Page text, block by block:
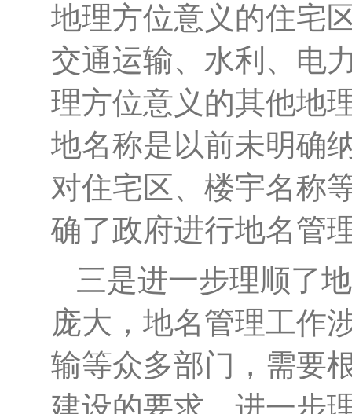
地理方位意义的住宅
交通运输、水利、电
理方位意义的其他地
地名称是以前未明确
对住宅区、楼宇名称
确了政府进行地名管
三是进一步理顺了
庞大，地名管理工作
输等众多部门，需要